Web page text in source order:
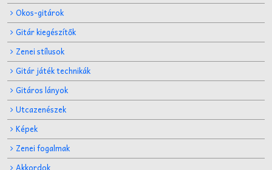
Okos-gitárok
Gitár kiegészítők
Zenei stílusok
Gitár játék technikák
Gitáros lányok
Utcazenészek
Képek
Zenei fogalmak
Akkordok